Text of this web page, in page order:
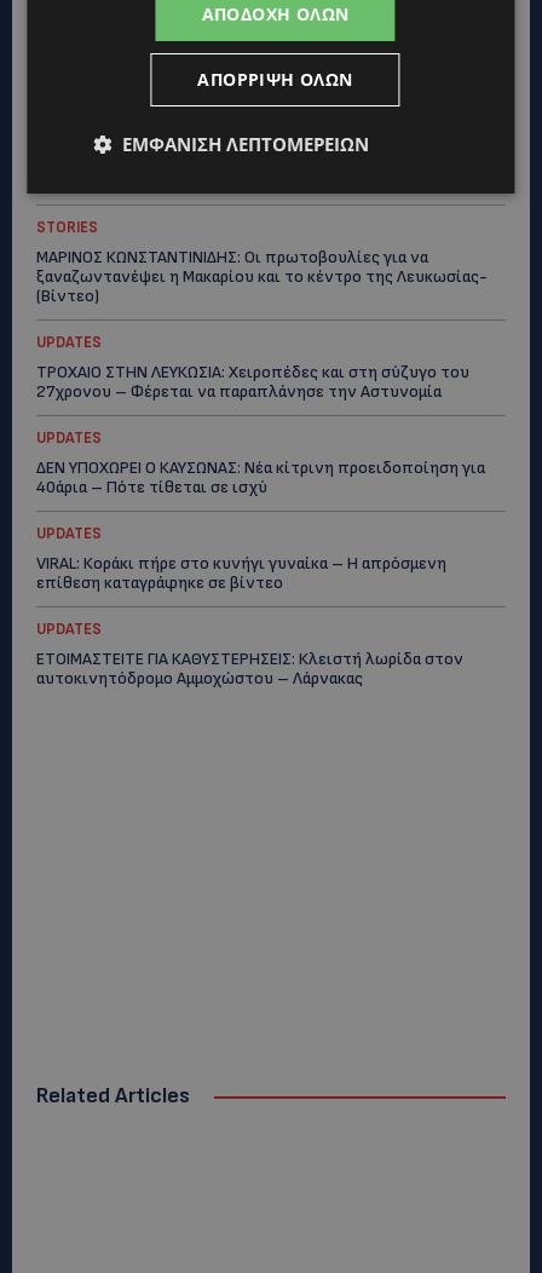
ΕΞΩΤΙΚΑ ΖΩΑ ΣΤΗΝ ΚΥΠΡΟ: Πότε επιτρέπεται και πότε
μπορείς να διατηρείς νόμιμα
UPDATES
STORIES
ΜΑΡΙΝΟΣ ΚΩΝΣΤΑΝΤΙΝΙΔΗΣ: Οι πρωτοβουλίες για να
ξαναζωντανέψει η Μακαρίου και το κέντρο της Λευκωσίας-
(Βίντεο)
UPDATES
ΤΡΟΧΑΙΟ ΣΤΗΝ ΛΕΥΚΩΣΙΑ: Χειροπέδες και στη σύζυγο του
27χρονου – Φέρεται να παραπλάνησε την Αστυνομία
UPDATES
ΔΕΝ ΥΠΟΧΩΡΕΙ Ο ΚΑΥΣΩΝΑΣ: Νέα κίτρινη προειδοποίηση για
40άρια – Πότε τίθεται σε ισχύ
UPDATES
VIRAL: Κοράκι πήρε στο κυνήγι γυναίκα – Η απρόσμενη
επίθεση καταγράφηκε σε βίντεο
UPDATES
ΕΤΟΙΜΑΣΤΕΙΤΕ ΓΙΑ ΚΑΘΥΣΤΕΡΗΣΕΙΣ: Κλειστή λωρίδα στον
αυτοκινητόδρομο Αμμοχώστου – Λάρνακας
Related Articles
ΑΠΟΔΟΧΉ ΌΛΩΝ
ΑΠΌΡΡΙΨΗ ΌΛΩΝ
ΕΜΦΆΝΙΣΗ ΛΕΠΤΟΜΕΡΕΙΏΝ